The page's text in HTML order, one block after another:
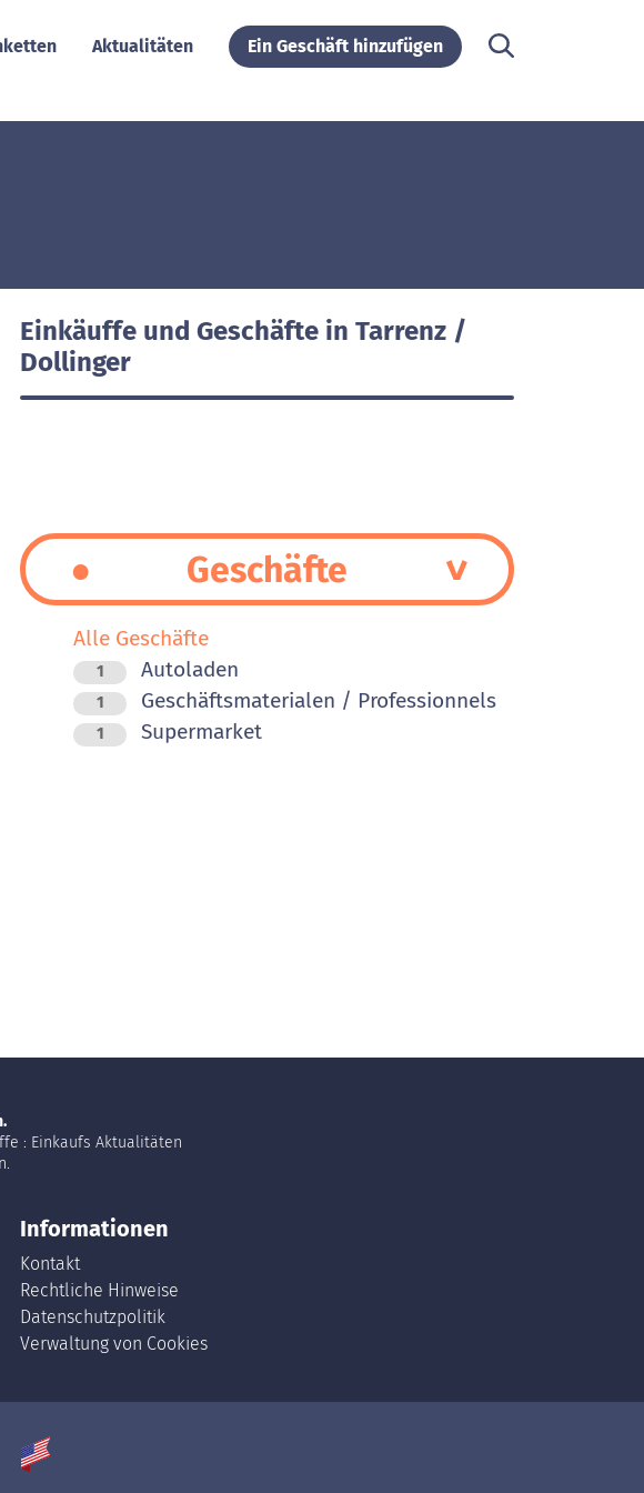
Aktualitäten Ein Geschäft hinzufügen
Einkäuffe und Geschäfte in Tarrenz /
Dollinger
Geschäfte
Alle Geschäfte
1 Autoladen
1 Geschäftsmaterialen / Professionnels
1 Supermarket
: Einkaufs Aktualitäten
Informationen
Kontakt
Rechtliche Hinweise
Datenschutzpolitik
Verwaltung von Cookies